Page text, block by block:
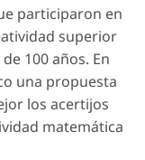
participaron en
superior
100 años. En
una propuesta
los acertijos
matemática